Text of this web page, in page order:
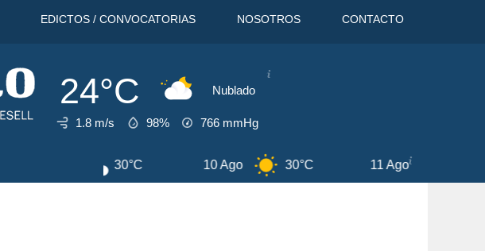
EDICTOS / CONVOCATORIAS NOSOTROS CONTACTO
24°C Nublado
1.8 m/s 98% 766 mmHg
30°C 33°C